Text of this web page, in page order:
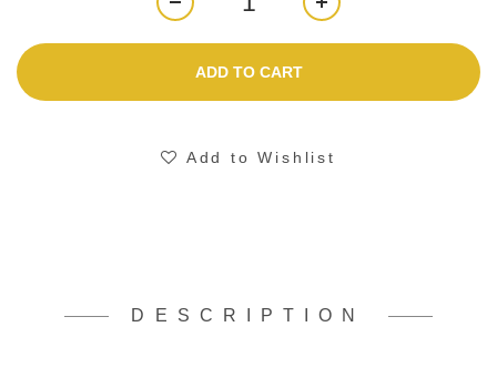
ADD TO CART
Add to Wishlist
DESCRIPTION